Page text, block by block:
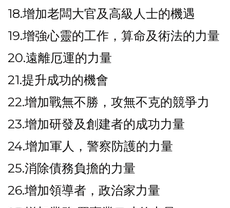
18.增加老闆大官及高級人士的機遇
19.增強心靈的工作，算命及術法的力量
20.遠離厄運的力量
21.提升成功的機會
22.增加戰無不勝，攻無不克的競爭力
23.增加研發及創建者的成功力量
24.增加軍人，警察防護的力量
25.消除債務負擔的力量
26.增加領導者，政治家力量